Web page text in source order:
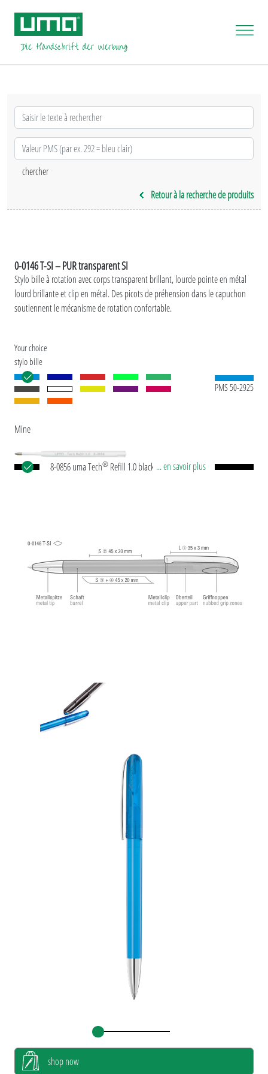
Retour à la recherche de produits
0-0146 T-SI – PUR transparent SI
Stylo bille à rotation avec corps transparent brillant, lourde pointe en métal
lourd brillante et clip en métal. Des picots de préhension dans le capuchon
soutiennent le mécanisme de rotation confortable.
Your choice
stylo bille
PMS 50-2925
Mine
8-0856 uma Tech® Refill 1.0 black Recharge
allemande selon norme ISO. La recharge uma Tech
Refill 1.0 offre une expérience d'écriture agréable
et douce.
... en savoir plus
shop now